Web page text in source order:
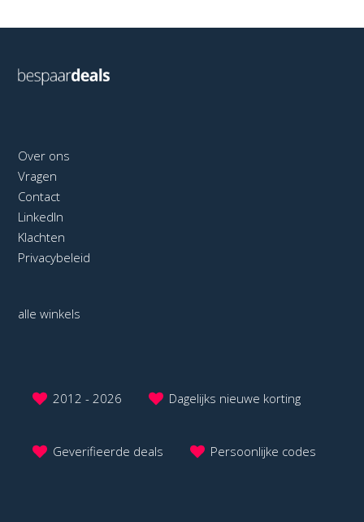
Over ons
Vragen
Contact
LinkedIn
Klachten
Privacybeleid
alle winkels
2012 - 2026 Dagelijks nieuwe korting
Geverifieerde deals Persoonlijke codes